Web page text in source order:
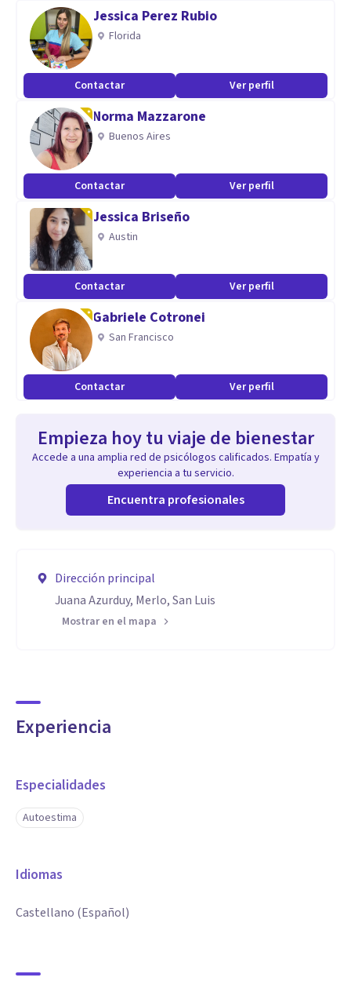
Jessica Perez Rubio
Florida
Contactar Ver perfil
Norma Mazzarone
Buenos Aires
Contactar Ver perfil
Jessica Briseño
Austin
Contactar Ver perfil
Gabriele Cotronei
San Francisco
Contactar Ver perfil
Empieza hoy tu viaje de bienestar
Accede a una amplia red de psicólogos calificados. Empatía y
experiencia a tu servicio.
Encuentra profesionales
Dirección principal
Juana Azurduy, Merlo, San Luis
Mostrar en el mapa
Experiencia
Especialidades
Autoestima
Idiomas
Castellano (Español)